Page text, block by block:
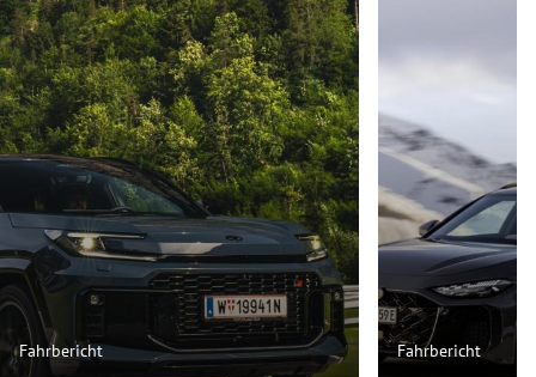
Fahrbericht Fahrbericht